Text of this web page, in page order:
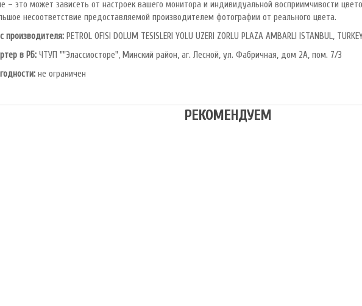
– это может зависеть от настроек вашего монитора и индивидуальной восприимчивости
несоответствие предоставляемой производителем фотографии от реального цвета.
производителя: PETROL OFlSl DOLUM TESISLERI YOLU UZERI ZORLU PLAZA AMBARLI ISTANBUL,
в РБ: ЧТУП ""Элассиосторе", Минский район, аг. Лесной, ул. Фабричная, дом 2А, пом. 7/3
не ограничен
РЕКОМЕНДУЕМ